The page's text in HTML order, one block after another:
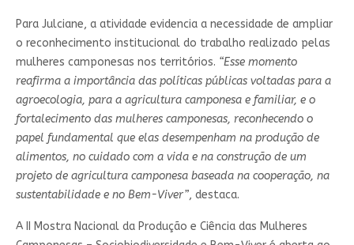
Para Julciane, a atividade evidencia a necessidade de ampliar
o reconhecimento institucional do trabalho realizado pelas
mulheres camponesas nos territórios. “Esse momento
reafirma a importância das políticas públicas voltadas para a
agroecologia, para a agricultura camponesa e familiar, e o
fortalecimento das mulheres camponesas, reconhecendo o
papel fundamental que elas desempenham na produção de
alimentos, no cuidado com a vida e na construção de um
projeto de agricultura camponesa baseada na cooperação, na
sustentabilidade e no Bem-Viver”, destaca.
A II Mostra Nacional da Produção e Ciência das Mulheres